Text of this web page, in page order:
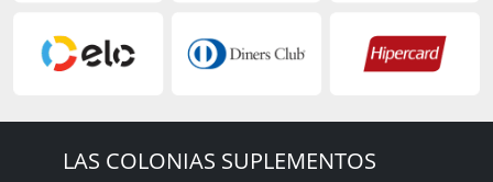
LAS COLONIAS SUPLEMENTOS